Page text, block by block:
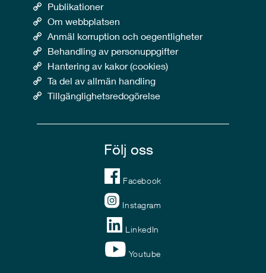
Publikationer
Om webbplatsen
Anmäl korruption och oegentligheter
Behandling av personuppgifter
Hantering av kakor (cookies)
Ta del av allmän handling
Tillgänglighetsredogörelse
Följ oss
Facebook
Instagram
LinkedIn
Youtube